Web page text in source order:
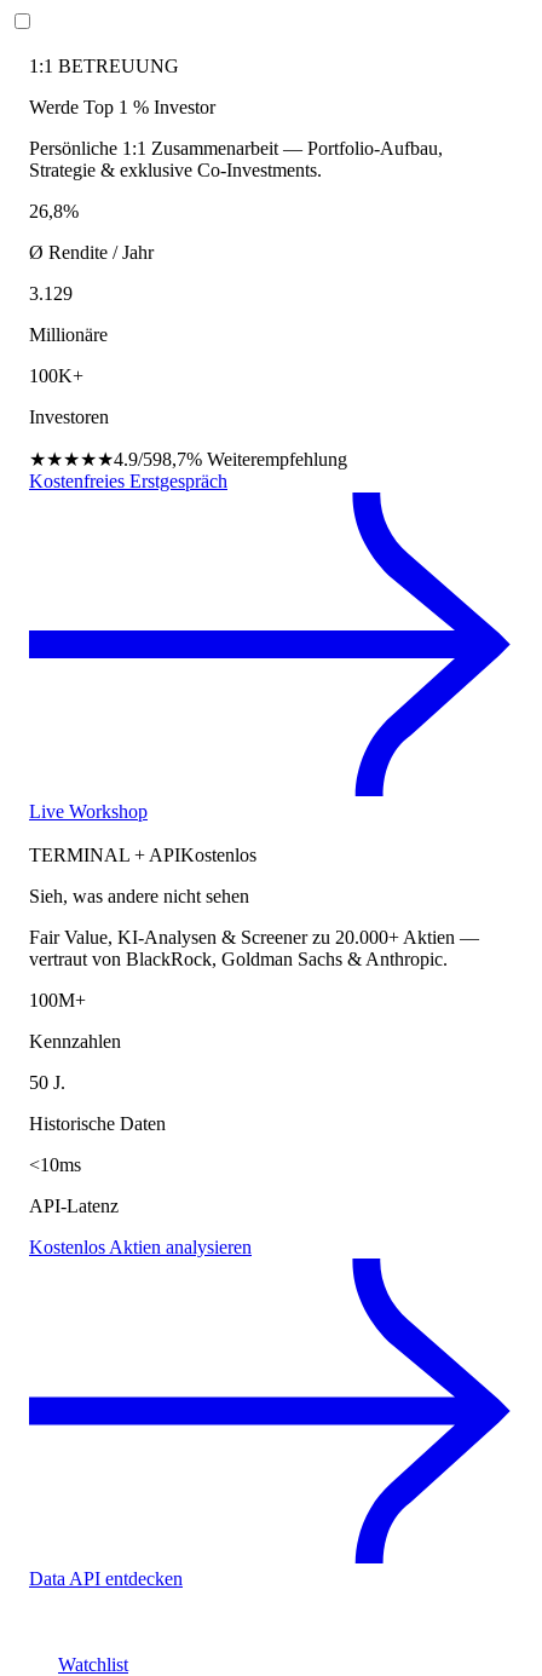
1:1 BETREUUNG
Werde Top 1 % Investor
Persönliche 1:1 Zusammenarbeit — Portfolio-Aufbau,
Strategie & exklusive Co-Investments.
26,8%
Ø Rendite / Jahr
3.129
Millionäre
100K+
Investoren
★★★★★4.9/598,7% Weiterempfehlung
Kostenfreies Erstgespräch
Live Workshop
TERMINAL + APIKostenlos
Sieh, was andere nicht sehen
Fair Value, KI-Analysen & Screener zu 20.000+ Aktien —
vertraut von BlackRock, Goldman Sachs & Anthropic.
100M+
Kennzahlen
50 J.
Historische Daten
<10ms
API-Latenz
Kostenlos Aktien analysieren
Data API entdecken
Watchlist